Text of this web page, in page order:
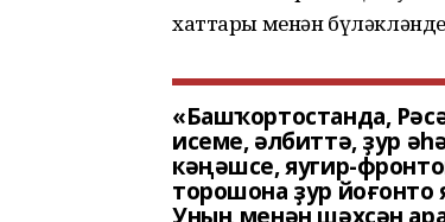
хаттары менән
«Башҡортостанда,
исеме, әлбиттә, ҙур
кәңәшсе, яугир-
торошона ҙур йоғонто